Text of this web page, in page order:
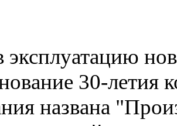
эксплуатацию
30-летия
названа